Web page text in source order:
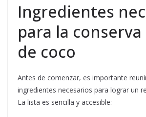
Ingredientes
para la conserva
de coco
Antes de comenzar, es importante
ingredientes necesarios para lograr un
La lista es sencilla y accesible: